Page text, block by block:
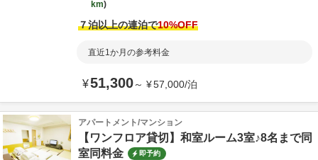
km
７泊以上の連泊で10%OFF
直近1か月の参考料金
¥51,300～ ¥57,000/泊
アパートメント/マンション
【ワンフロア貸切】和室ルーム3室♪8名まで同
室同料金
即予約